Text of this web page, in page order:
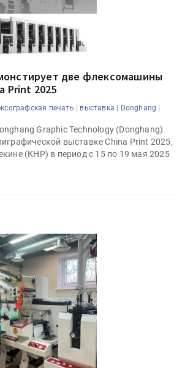
две флексомашины
Print 2025
печать | выставка | Donghang |
Graphic Technology (Donghang)
выставке China Print 2025,
(КНР) в период с 15 по 19 мая 2025